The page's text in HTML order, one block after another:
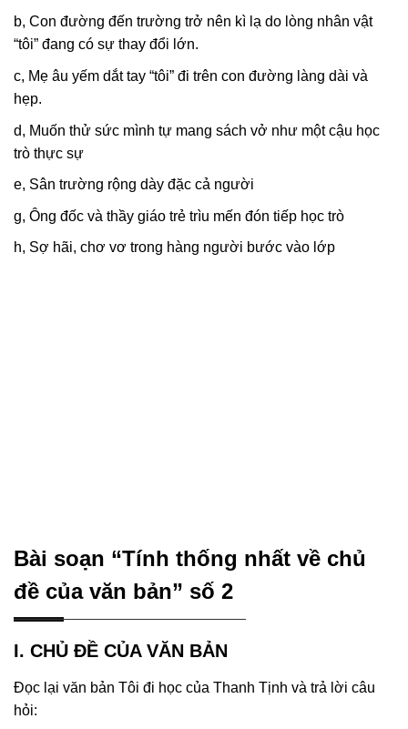
b, Con đường đến trường trở nên kì lạ do lòng nhân vật
“tôi” đang có sự thay đổi lớn.
c, Mẹ âu yếm dắt tay “tôi” đi trên con đường làng dài và
hẹp.
d, Muốn thử sức mình tự mang sách vở như một cậu học
trò thực sự
e, Sân trường rộng dày đặc cả người
g, Ông đốc và thầy giáo trẻ trìu mến đón tiếp học trò
h, Sợ hãi, chơ vơ trong hàng người bước vào lớp
Bài soạn “Tính thống nhất về chủ
đề của văn bản” số 2
I. CHỦ ĐỀ CỦA VĂN BẢN
Đọc lại văn bản Tôi đi học của Thanh Tịnh và trả lời câu
hỏi: